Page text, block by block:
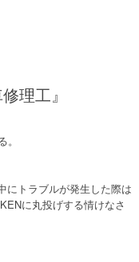
理工』
にトラブルが発生した際は
に丸投げする情けなさ